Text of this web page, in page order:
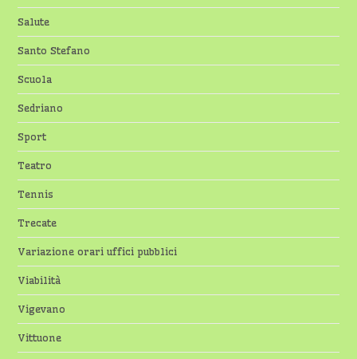
Salute
Santo Stefano
Scuola
Sedriano
Sport
Teatro
Tennis
Trecate
Variazione orari uffici pubblici
Viabilità
Vigevano
Vittuone